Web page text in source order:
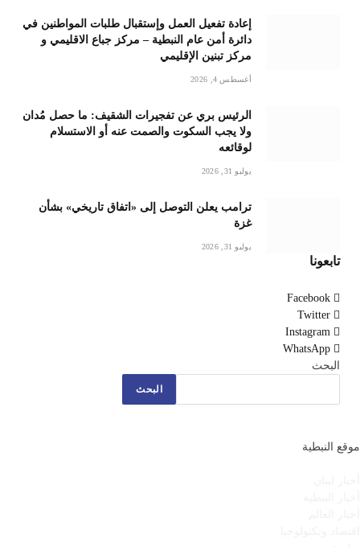
إعادة تفعيل العمل وإستقبال طلبات المواطنين في
دائرة أمن عام النبطية – مركز جباع الاقليمي و
مركز تبنين الإقليمي
أغسطس 4, 2026
الرئيس بري عن تفجيرات الشقيف: ما حصل مُدان
ولا يجب السكوت والصمت عنه أو الاستسلام
لوقائعه
يوليو 31, 2026
ترامب يعلن التوصل إلى «اتفاق تاريخي» بشأن
غزة
يوليو 31, 2026
تابعونا
Facebook
Twitter
Instagram
WhatsApp
البحث
البحث
موقع النبطية